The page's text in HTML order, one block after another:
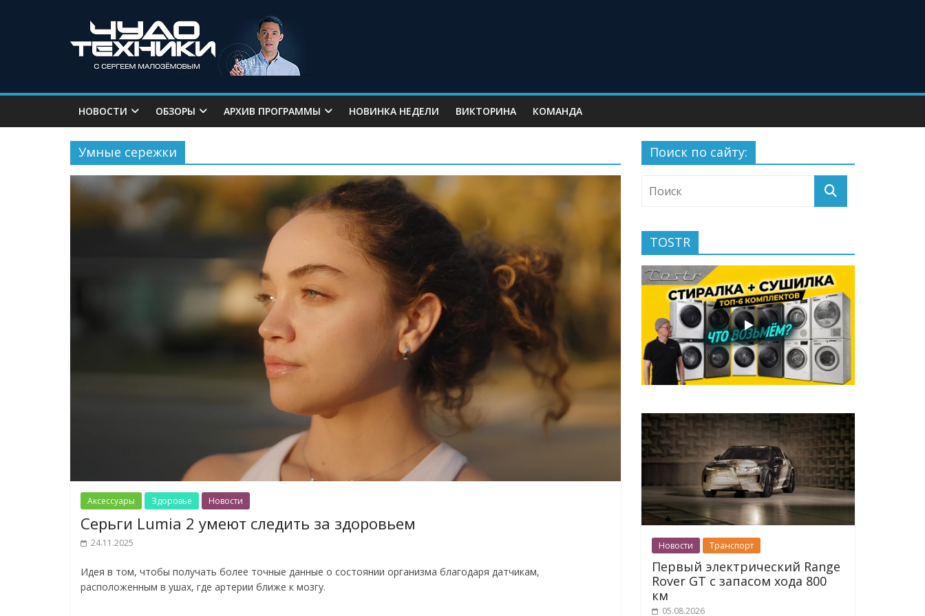
НОВОСТИ ОБЗОРЫ АРХИВ ПРОГРАММЫ НОВИНКА НЕДЕЛИ ВИКТОРИНА КОМАНДА
Умные сережки
Аксессуары Здоровье Новости
Серьги Lumia 2 умеют следить за здоровьем
24.11.2025
Идея в том, чтобы получать более точные данные о состоянии организма благодаря датчикам,
расположенным в ушах, где артерии ближе к мозгу.
Поиск по сайту:
TOSTR
Новости Транспорт
Первый электрический Range
Rover GT с запасом хода 800
км
05.08.2026